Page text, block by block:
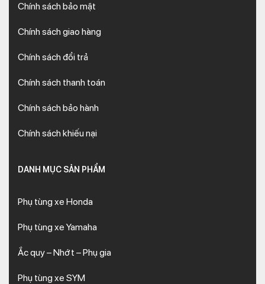
Chính sách bảo mật
Chính sách giao hàng
Chính sách đổi trả
Chính sách thanh toán
Chính sách bảo hành
Chính sách khiếu nại
DANH MỤC SẢN PHẨM
Phụ tùng xe Honda
Phụ tùng xe Yamaha
Ắc quy – Nhớt – Phụ gia
Phụ tùng xe SYM